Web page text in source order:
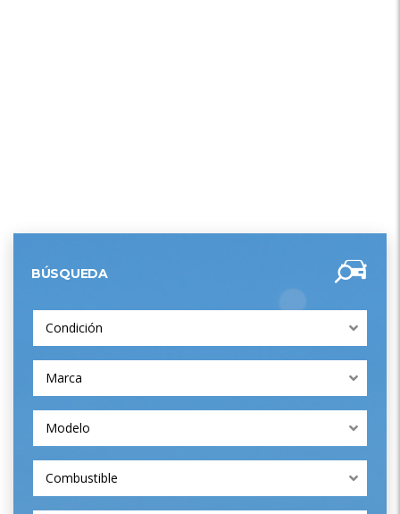
BÚSQUEDA
Condición
Marca
Modelo
Combustible